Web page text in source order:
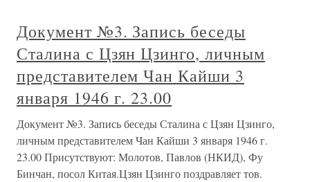
Документ №3. Запись беседы
Сталина с Цзян Цзинго, личным
представителем Чан Кайши 3
января 1946 г. 23.00
Документ №3. Запись беседы Сталина с Цзян Цзинго,
личным представителем Чан Кайши 3 января 1946 г.
23.00 Присутствуют: Молотов, Павлов (НКИД), Фу
Бинчан, посол Китая.Цзян Цзинго поздравляет тов.